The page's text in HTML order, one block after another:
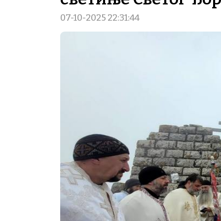
07-10-2025 22:31:44